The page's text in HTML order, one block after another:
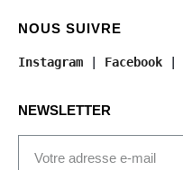
NOUS SUIVRE
Instagram Facebook
NEWSLETTER